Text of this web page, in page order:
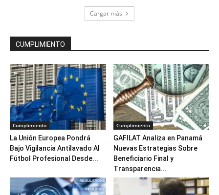
Cargar más
CUMPLIMIENTO
Cumplimiento
La Unión Europea Pondrá
Bajo Vigilancia Antilavado Al
Fútbol Profesional Desde...
Cumplimiento
GAFILAT Analiza en Panamá
Nuevas Estrategias Sobre
Beneficiario Final y
Transparencia...